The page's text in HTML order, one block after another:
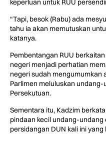
keperluan untuk RUU
“Tapi, besok (Rabu) ada
tahu ia akan memutuskan
katanya.
Pembentangan RUU
negeri menjadi perhatian
negeri sudah mengumumkan
Parlimen meluluskan
Persekutuan.
Sementara itu, Kadzim
pindaan kecil undang-
persidangan DUN kali ini